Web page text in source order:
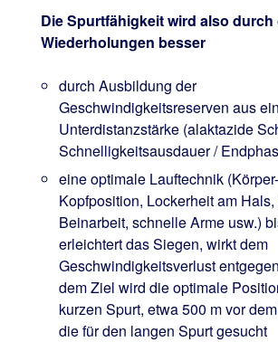
Die Spurtfähigkeit wird also durch
Wiederholungen besser
durch Ausbildung der
Geschwindigkeitsreserven aus
Unterdistanzstärke (alaktazide
Schnelligkeitsausdauer /
eine optimale Lauftechnik
Kopfposition, Lockerheit am Hals,
Beinarbeit, schnelle Arme usw.)
erleichtert das Siegen, wirkt dem
Geschwindigkeitsverlust
dem Ziel wird die optimale
kurzen Spurt, etwa 500 m vor
die für den langen Spurt gesucht